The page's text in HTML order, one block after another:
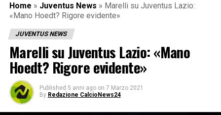
Home » Juventus News » Marelli su Juventus Lazio:
«Mano Hoedt? Rigore evidente»
JUVENTUS NEWS
Marelli su Juventus Lazio: «Mano
Hoedt? Rigore evidente»
Published 5 anni ago on 7 Marzo 2021
By Redazione CalcioNews24